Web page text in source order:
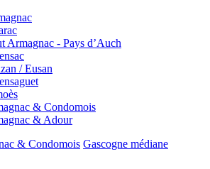
Armagnac - Pays d’Auch
/ Eusan
& Condomois
& Adour
& Condomois Gascogne médiane